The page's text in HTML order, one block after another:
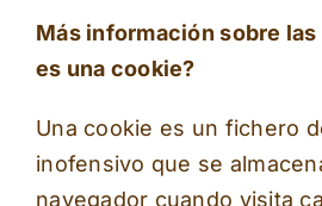
Más información sobre las
es una cookie?
Una cookie es un fichero
inofensivo que se
navegador cuando visita